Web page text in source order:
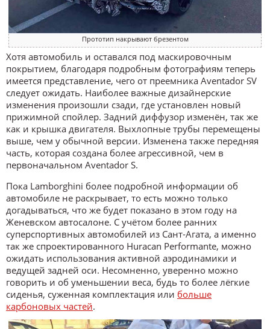
Прототип накрывают брезентом
Хотя автомобиль и оставался под маскировочным
покрытием, благодаря подробным фотографиям теперь
имеется представление, чего от преемника Aventador SV
следует ожидать. Наиболее важные дизайнерские
изменения произошли сзади, где установлен новый
прижимной спойлер. Задний диффузор изменён, так же
как и крышка двигателя. Выхлопные трубы перемещены
выше, чем у обычной версии. Изменена также передняя
часть, которая создана более агрессивной, чем в
первоначальном Aventador S.
Пока Lamborghini более подробной информации об
автомобиле не раскрывает, то есть можно только
догадываться, что же будет показано в этом году на
Женевском автосалоне. С учётом более ранних
суперспортивных автомобилей из Сант-Агата, а именно
так же спроектированного Huracan Performante, можно
ожидать использования активной аэродинамики и
ведущей задней оси. Несомненно, уверенно можно
говорить и об уменьшении веса, будь то более лёгкие
сиденья, суженная комплектация или больше
карбоновых частей.